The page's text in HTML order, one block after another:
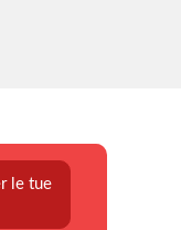
le tue